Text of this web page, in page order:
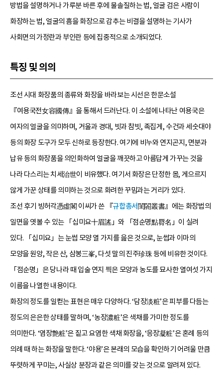
방법을 설명하거나 가루분 바른 후에 물솔질하는 법, 얼굴 검은 사람이
화장하는 법, 얼굴의 흠을 화장으로 감추는 비결을 설명하는 기사가
사회면의 가정란과 부인란 등에 집중적으로 소개되었다.
특징 및 의의
조선 시대 화장품의 종류와 화장을 바라보는 시선은 한문소설
『여용국전女容國傳』을 통해서 드러난다. 이 소설에 나타난 여용국은
여자의 얼굴을 의미하며, 거울과 경대, 빗과 참빗, 족집게, 수건과 세숫대야
등의 화장 도구가 모두 신하로 등장한다. 여기에 비누와 연지곤지, 면분과
납유 등의 화장품을 의인화하여 얼굴을 깨끗하고 아름답게 가꾸는 것을
나라 다스리는 치세治世이 비유했다. 여기서 화장은 단정한 몸, 게으르지
않게 가꾼 상태를 의미하는 것으로 화려한 꾸밈과는 거리가 있다.
조선 후기 빙허각憑虛閣 이씨가 쓴 『규합총서閨閤叢書』에는 화장법의
일면을 엿볼 수 있는 「십미요十眉謠」와 「점순명點脣名」이 실려
있다. 「십미요」는 눈썹 모양 열 가지를 읊은 것으로, 눈썹과 이마의
모양을 원앙, 작은 산, 삼봉三峯, 다섯 말의 진주珍珠 등에 비유한 것이다.
「점순명」은 당나라 때 입술 연지 찍은 모양과 농도를 묘사한 열여섯 가지
이름을 나열한 내용이다.
화장의 정도를 일컫는 표현은 매우 다양하다. ‘담장淡粧’은 피부를 다듬는
정도의 은은한 상태를 말하며, ‘농장濃粧’은 색채를 가미한 정도를
의미한다. ‘염장艶粧’은 짙고 요염한 색채 화장을, ‘응장凝粧’은 혼례 등의
의례 때 하는 화장을 말한다. ‘야용’은 본래의 모습을 확인하기 어려울 만큼
뚜렷하게 꾸미는, 사실상 분장과 같은 의미를 갖는 것으로 알려져 있다.